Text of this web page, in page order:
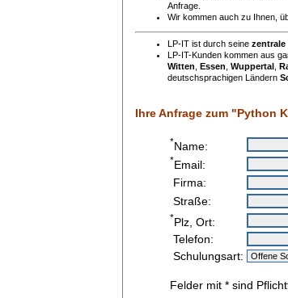
Anfrage.
Wir kommen auch zu Ihnen,
LP-IT ist durch seine zentrale
LP-IT-Kunden kommen aus
Witten Essen Wuppertal
deutschsprachigen Ländern
Ihre Anfrage zum "Python
*Name:
*Email:
Firma:
Straße:
*Plz, Ort:
Telefon:
Schulungsart:
Felder mit * sind